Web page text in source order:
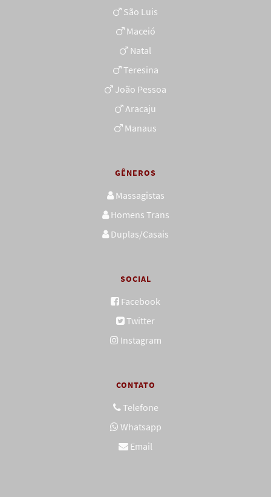
São Luis
Maceió
Natal
Teresina
João Pessoa
Aracaju
Manaus
GÊNEROS
Massagistas
Homens Trans
Duplas/Casais
SOCIAL
Facebook
Twitter
Instagram
CONTATO
Telefone
Whatsapp
Email